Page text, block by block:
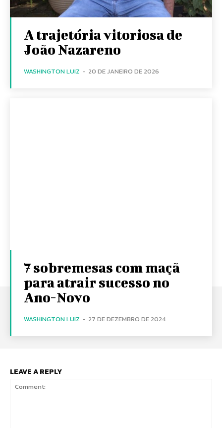
A trajetória vitoriosa de
João Nazareno
WASHINGTON LUIZ - 20 DE JANEIRO DE 2026
7 sobremesas com maçã
para atrair sucesso no
Ano-Novo
WASHINGTON LUIZ - 27 DE DEZEMBRO DE 2024
LEAVE A REPLY